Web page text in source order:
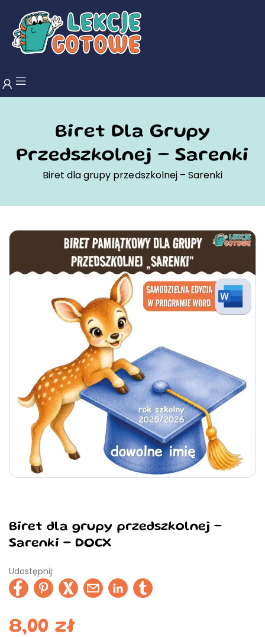
Biret Dla Grupy
Przedszkolnej – Sarenki
Biret dla grupy przedszkolnej – Sarenki
Biret dla grupy przedszkolnej –
Sarenki - DOCX
Udostępnij:
8,00zł